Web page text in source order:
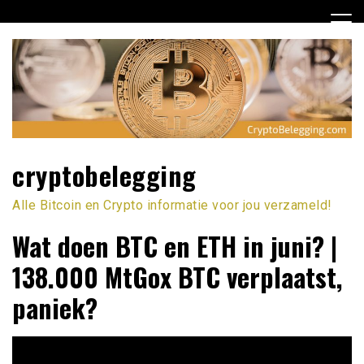
naar
inhoud
cryptobelegging
Alle Bitcoin en Crypto informatie voor jou verzameld!
Wat doen BTC en ETH in juni? |
138.000 MtGox BTC verplaatst,
paniek?